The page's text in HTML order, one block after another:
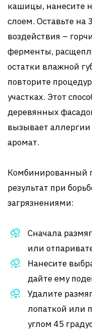
кашицы, нанесите
слоем. Оставьте на
воздействия –
ферменты,
остатки влажной
повторите
участках. Этот
деревянных
вызывает
аромат.
Комбинированный
результат при
загрязнениями:
Сначала
или
Нанесите
дайте ему
Удалите
лопаткой или
углом 45